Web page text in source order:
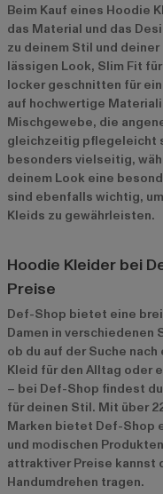
Beim Kauf eines Hoodie
das Material und das
zu deinem Stil und
lässigen Look, Slim Fit
locker geschnitten für
auf hochwertige
Mischgewebe, die
gleichzeitig pflegeleicht
besonders vielseitig,
deinem Look eine
sind ebenfalls wichtig,
Kleids zu gewährleisten.
Hoodie Kleider bei
Preise
Def-Shop bietet eine
Damen in verschiedenen
ob du auf der Suche
Kleid für den Alltag oder
– bei Def-Shop findest
für deinen Stil. Mit über
Marken bietet Def-Shop
und modischen
attraktiver Preise kannst
Handumdrehen tragen.